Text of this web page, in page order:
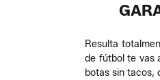
Resulta
de fútbol te vas
botas sin tacos,